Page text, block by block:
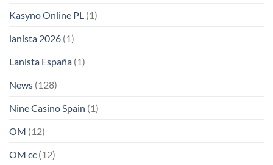
Kasyno Online PL (1)
lanista 2026 (1)
Lanista España (1)
News (128)
Nine Casino Spain (1)
OM (12)
OM cc (12)